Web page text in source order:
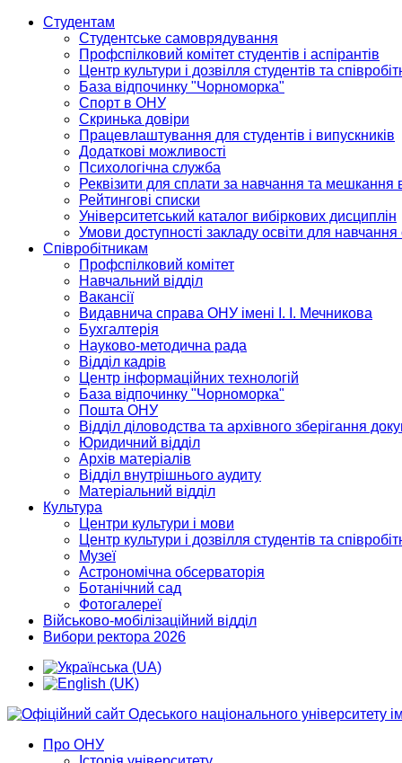
Студентам
Студентське самоврядування
Профспілковий комітет студентів і аспірантів
Центр культури і дозвілля студентів та
База відпочинку "Чорноморка"
Спорт в ОНУ
Скринька довіри
Працевлаштування для студентів і випускників
Додаткові можливості
Психологічна служба
Реквізити для сплати за навчання та мешкання
Рейтингові списки
Університетський каталог вибіркових дисциплін
Умови доступності закладу освіти для
Співробітникам
Профспілковий комітет
Навчальний відділ
Вакансії
Видавнича справа ОНУ імені І. І. Мечникова
Бухгалтерія
Науково-методична рада
Відділ кадрів
Центр інформаційних технологій
База відпочинку "Чорноморка"
Пошта ОНУ
Відділ діловодства та архівного зберігання
Юридичний відділ
Архів матеріалів
Відділ внутрішнього аудиту
Матеріальний відділ
Культура
Центри культури і мови
Центр культури і дозвілля студентів та
Музеї
Астрономічна обсерваторія
Ботанічний сад
Фотогалереї
Військово-мобілізаційний відділ
Вибори ректора 2026
Про ОНУ